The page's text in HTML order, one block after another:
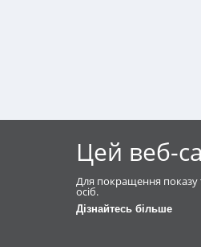
Цей веб-
Для покращення показу
осіб.
Дізнайтесь більше